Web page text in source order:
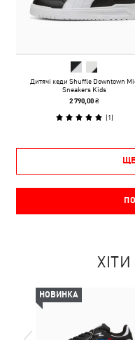
Дитячі кеди Shuffle Downtown
Sneakers Kids
2 790,00 ₴
(1)
НОВИНКА